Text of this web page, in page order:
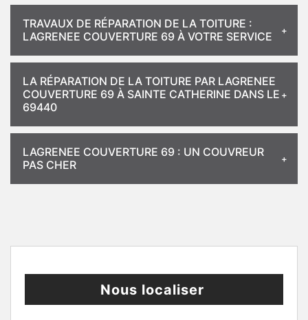
TRAVAUX DE RÉPARATION DE LA TOITURE :
LAGRENEE COUVERTURE 69 À VOTRE SERVICE
LA RÉPARATION DE LA TOITURE PAR LAGRENEE
COUVERTURE 69 À SAINTE CATHERINE DANS LE
69440
LAGRENEE COUVERTURE 69 : UN COUVREUR
PAS CHER
Nous localiser